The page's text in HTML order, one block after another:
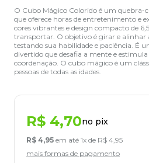
O Cubo Mágico Colorido é um quebra-
que oferece horas de entretenimento e
cores vibrantes e design compacto de
transportar. O objetivo é girar e alinhar
testando sua habilidade e paciência. É
divertido que desafia a mente e
coordenação. O cubo mágico é um
pessoas de todas as idades.
R$ 4,70no pix
R$ 4,95 em até 1x de R$ 4,95
mais formas de pagamento